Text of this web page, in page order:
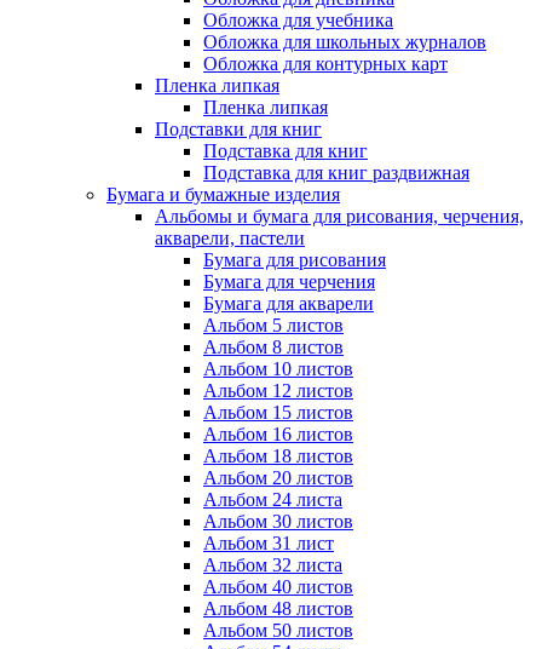
Обложка для учебника
Обложка для школьных журналов
Обложка для контурных карт
Пленка липкая
Пленка липкая
Подставки для книг
Подставка для книг
Подставка для книг раздвижная
Бумага и бумажные изделия
Альбомы и бумага для рисования, черчения,
акварели, пастели
Бумага для рисования
Бумага для черчения
Бумага для акварели
Альбом 5 листов
Альбом 8 листов
Альбом 10 листов
Альбом 12 листов
Альбом 15 листов
Альбом 16 листов
Альбом 18 листов
Альбом 20 листов
Альбом 24 листа
Альбом 30 листов
Альбом 31 лист
Альбом 32 листа
Альбом 40 листов
Альбом 48 листов
Альбом 50 листов